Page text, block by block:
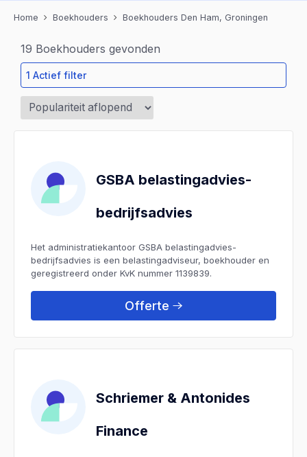
Home Boekhouders Boekhouders Den Ham, Groningen
19 Boekhouders gevonden
1 Actief filter
GSBA belastingadvies-
bedrijfsadvies
Het administratiekantoor GSBA belastingadvies-
bedrijfsadvies is een belastingadviseur, boekhouder en
geregistreerd onder KvK nummer 1139839.
Offerte
Schriemer & Antonides
Finance